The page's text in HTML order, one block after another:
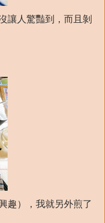
讓人驚豔到，而且剝
趣），我就另外煎了